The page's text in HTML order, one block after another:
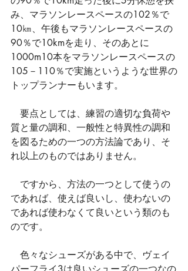
み、マラソンレースペースの102％で
10㎞、午後もマラソンレースペースの
90％で10kmを走り、そのあとに
1000m10本をマラソンレースペースの
105－110％で実施というような世界の
トップランナーもいます。
要点としては、練習の適切な負荷や
質と量の調和、一般性と特異性の調和
を図るための一つの方法論であり、そ
れ以上のものではありません。
ですから、方法の一つとして使うの
であれば、使えば良いし、使わないの
であれば使わなくて良いという類のも
のです。
色々なシューズがある中で、ヴェイ